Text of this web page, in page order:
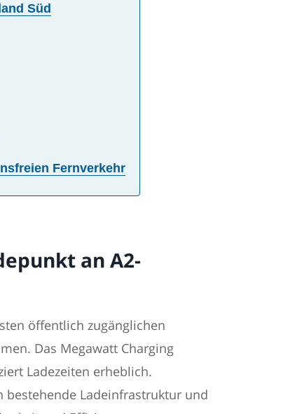
Süd
Fernverkehr
an A2-
öffentlich zugänglichen
Das Megawatt Charging
Ladezeiten erheblich.
Ladeinfrastruktur und